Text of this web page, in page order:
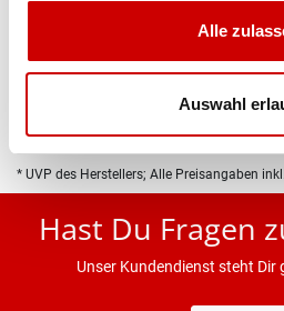
Alle
Auswahl
Produktbeschreibung
* UVP des Herstellers; Alle Preisangaben
Hast Du Fragen
Unser Kundendienst steht Dir